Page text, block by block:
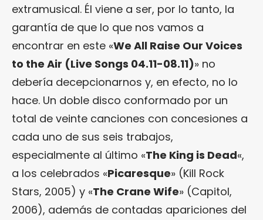
extramusical. Él viene a ser, por lo tanto, la
garantía de que lo que nos vamos a
encontrar en este «We All Raise Our Voices
to the Air (Live Songs 04.11-08.11)» no
debería decepcionarnos y, en efecto, no lo
hace. Un doble disco conformado por un
total de veinte canciones con concesiones a
cada uno de sus seis trabajos,
especialmente al último «The King is Dead«,
a los celebrados «Picaresque» (Kill Rock
Stars, 2005) y «The Crane Wife» (Capitol,
2006), además de contadas apariciones del